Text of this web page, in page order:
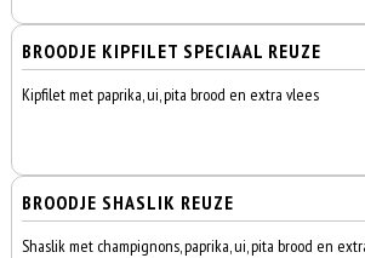
BROODJE KIPFILET SPECIAAL REUZE
Kipfilet met paprika, ui, pita brood en extra vlees
BROODJE SHASLIK REUZE
Shaslik met champignons, paprika, ui, pita brood en